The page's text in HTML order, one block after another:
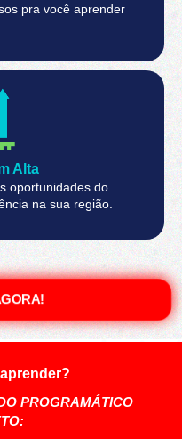
pra você aprender
Alta​
oportunidades do
na sua região.
PROGRAMÁTICO